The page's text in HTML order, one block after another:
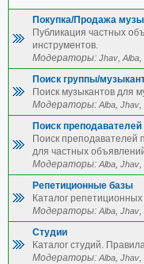
Покупка/Продажа
Публикация частных
инструментов.
Модераторы: Jhav,Alba,
Поиск группы/
Поиск музыкантов для
Модераторы:Alba, Jhav,
Поиск преподавателей
Поиск преподавателей
для частных
Модераторы:Alba, Jhav,
Репетиционные базы
Каталог
Модераторы:Alba, Jhav,
Студии
Каталог студий.
Модераторы:Alba, Jhav,